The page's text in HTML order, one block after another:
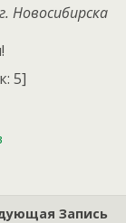
Новосибирска
5]
Запись